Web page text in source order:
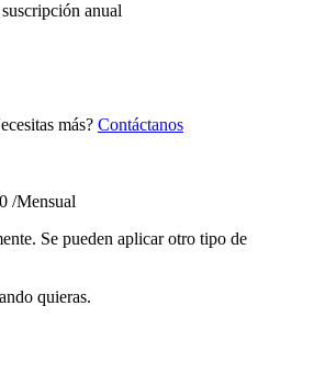
anual
más? Contáctanos
/Mensual
Se pueden aplicar otro tipo de
quieras.